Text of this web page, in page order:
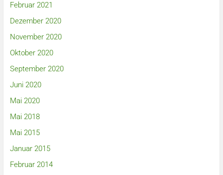
Februar 2021
Dezember 2020
November 2020
Oktober 2020
September 2020
Juni 2020
Mai 2020
Mai 2018
Mai 2015
Januar 2015
Februar 2014